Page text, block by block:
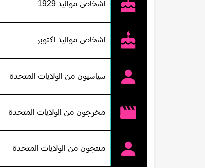
اشخاص مواليد 1929
اشخاص مواليد اكتوبر
سياسيون من الولايات المتحدة
مخرجون من الولايات المتحدة
منتجون من الولايات المتحدة